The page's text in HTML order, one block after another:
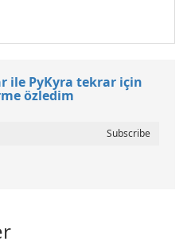
ile PyKyra tekrar için
özledim